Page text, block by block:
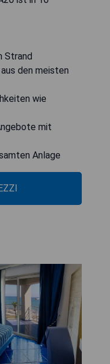
Strand
den meisten
wie
mit
Anlage